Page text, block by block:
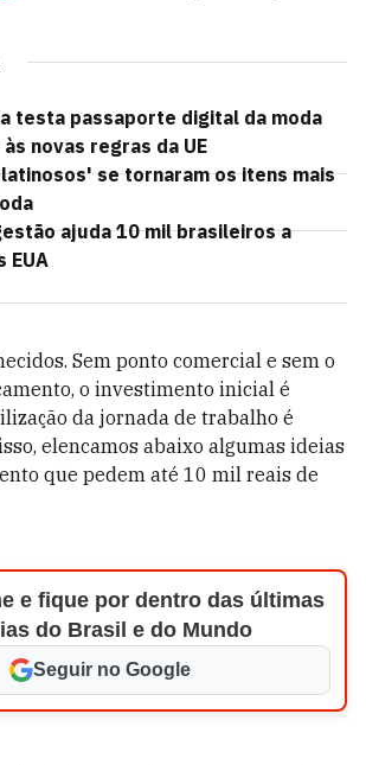
testa passaporte digital da moda
novas regras da UE
se tornaram os itens mais
ajuda 10 mil brasileiros a
EUA
Sem ponto comercial e sem o
o investimento inicial é
da jornada de trabalho é
elencamos abaixo algumas ideias
que pedem até 10 mil reais de
e fique por dentro das últimas
do Brasil e do Mundo
Seguir no Google